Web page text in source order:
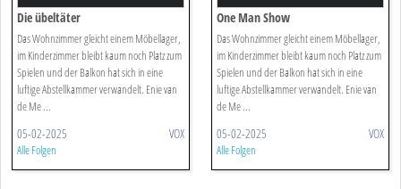
Die übeltäter
Das Wohnzimmer gleicht einem Möbellager,
im Kinderzimmer bleibt kaum noch Platz zum
Spielen und der Balkon hat sich in eine
luftige Abstellkammer verwandelt. Enie van
de Me ...
05-02-2025 VOX
Alle Folgen
One Man Show
Das Wohnzimmer gleicht einem Möbellager,
im Kinderzimmer bleibt kaum noch Platz zum
Spielen und der Balkon hat sich in eine
luftige Abstellkammer verwandelt. Enie van
de Me ...
05-02-2025 VOX
Alle Folgen